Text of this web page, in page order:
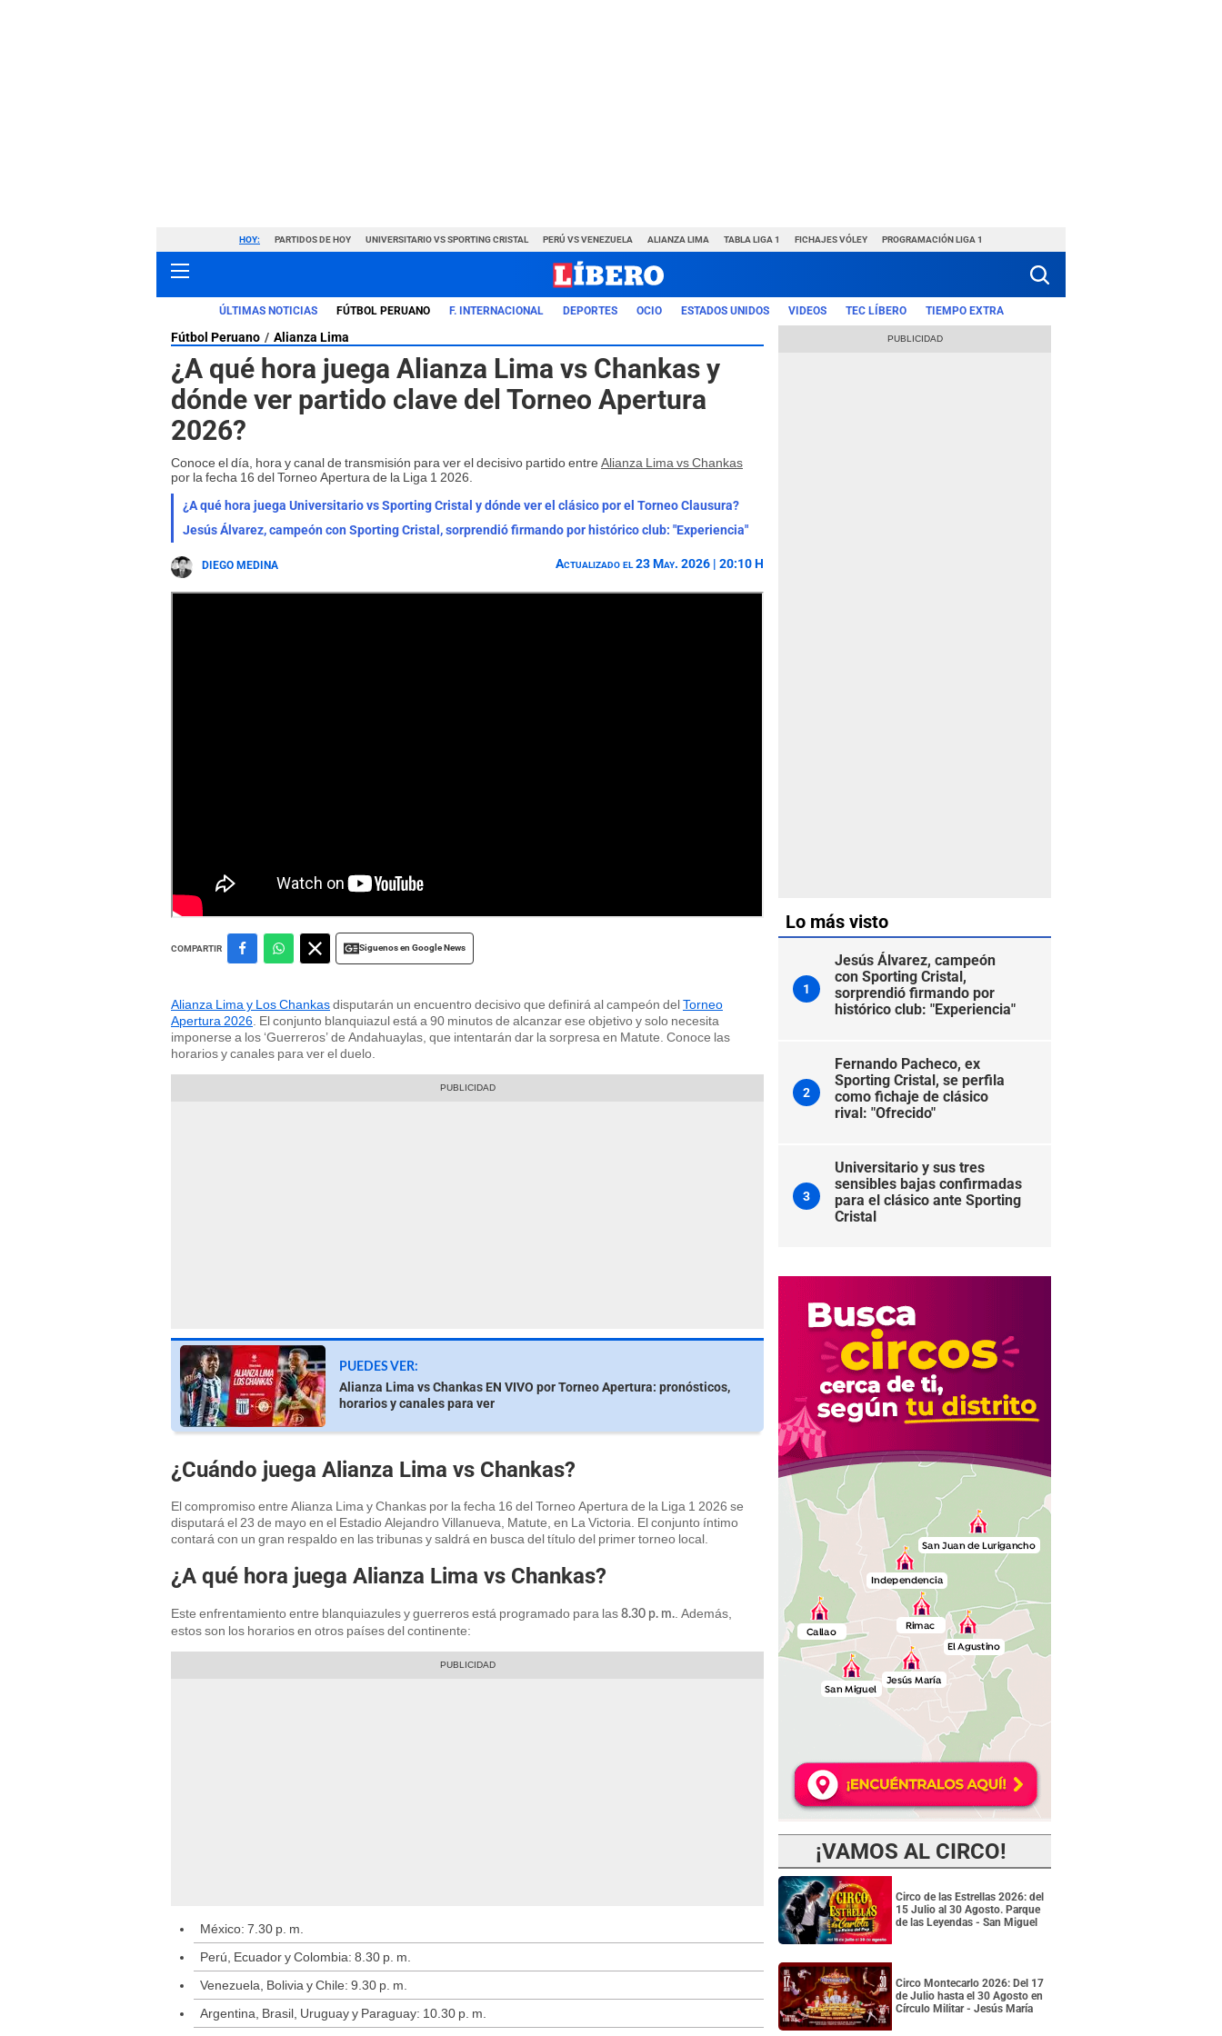
HOY: PARTIDOS DE HOY UNIVERSITARIO VS SPORTING CRISTAL PERÚ VS VENEZUELA ALIANZA LIMA TABLA LIGA 1 FICHAJES VÓLEY PROGRAMACIÓN LIGA 1
ÚLTIMAS NOTICIAS FÚTBOL PERUANO F. INTERNACIONAL DEPORTES OCIO ESTADOS UNIDOS VIDEOS TEC LÍBERO TIEMPO EXTRA
Fútbol Peruano Alianza Lima
¿A qué hora juega Alianza Lima vs Chankas y
dónde ver partido clave del Torneo Apertura
2026?
Conoce el día, hora y canal de transmisión para ver el decisivo partido entre Alianza Lima vs Chankas
por la fecha 16 del Torneo Apertura de la Liga 1 2026.
¿A qué hora juega Universitario vs Sporting Cristal y dónde ver el clásico por el Torneo Clausura?
Jesús Álvarez, campeón con Sporting Cristal, sorprendió firmando por histórico club: "Experiencia"
DIEGO MEDINA Actualizado el 23 May. 2026 | 20:10 H
Alianza Lima recibe a Chankas en busca del título del Torneo Apertura 2026. | Foto: Composición LÍBERO.
COMPARTIR Siguenos en Google News
Alianza Lima y Los Chankasdisputarán un encuentro decisivo que definirá al campeón delTorneo
Apertura 2026 . El conjunto blanquiazul está a 90 minutos de alcanzar ese objetivo y solo necesita
imponerse a los ‘Guerreros’ de Andahuaylas, que intentarán dar la sorpresa en Matute. Conoce las
horarios y canales para ver el duelo.
PUEDES VER:
Alianza Lima vs Chankas EN VIVO por Torneo Apertura: pronósticos,
horarios y canales para ver
¿Cuándo juega Alianza Lima vs Chankas?
El compromiso entre Alianza Lima y Chankas por la fecha 16 del Torneo Apertura de la Liga 1 2026 se
disputará el 23 de mayo en el Estadio Alejandro Villanueva, Matute, en La Victoria. El conjunto íntimo
contará con un gran respaldo en las tribunas y saldrá en busca del título del primer torneo local.
¿A qué hora juega Alianza Lima vs Chankas?
Este enfrentamiento entre blanquiazules y guerreros está programado para las 8.30 p. m.. Además,
estos son los horarios en otros países del continente:
México: 7.30 p. m.
Perú, Ecuador y Colombia: 8.30 p. m.
Venezuela, Bolivia y Chile: 9.30 p. m.
Argentina, Brasil, Uruguay y Paraguay: 10.30 p. m.
Lo más visto
1
Jesús Álvarez, campeón
con Sporting Cristal,
sorprendió firmando por
histórico club: "Experiencia"
2
Fernando Pacheco, ex
Sporting Cristal, se perfila
como fichaje de clásico
rival: "Ofrecido"
3
Universitario y sus tres
sensibles bajas confirmadas
para el clásico ante Sporting
Cristal
¡VAMOS AL CIRCO!
Circo de las Estrellas 2026: del
15 Julio al 30 Agosto. Parque
de las Leyendas - San Miguel
Circo Montecarlo 2026: Del 17
de Julio hasta el 30 Agosto en
Círculo Militar - Jesús María